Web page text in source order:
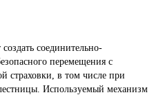
соединительно-
перемещения с
страховки, в том числе при
Используемый механизм